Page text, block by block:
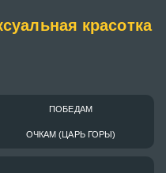
красотка
ПОБЕДАМ
ОЧКАМ (ЦАРЬ ГОРЫ)